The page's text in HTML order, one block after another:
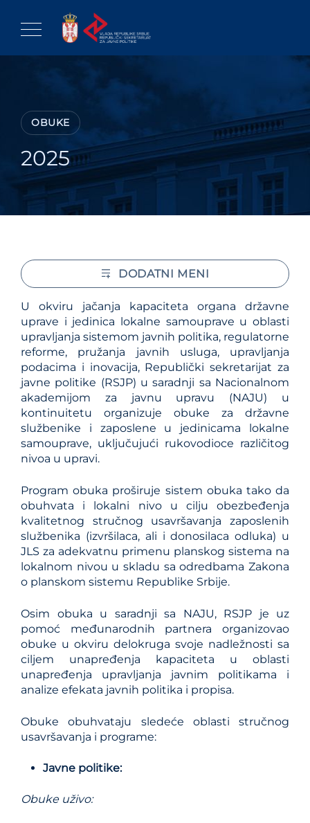
content
OBUKE
2025
U okviru jačanja kapaciteta organa državne
uprave i jedinica lokalne samouprave u oblasti
upravljanja sistemom javnih politika, regulatorne
reforme, pružanja javnih usluga, upravljanja
podacima i inovacija, Republički sekretarijat za
javne politike (RSJP) u saradnji sa Nacionalnom
akademijom za javnu upravu (NAJU) u
kontinuitetu organizuje obuke za državne
službenike i zaposlene u jedinicama lokalne
samouprave, uključujući rukovodioce različitog
nivoa u upravi.
Program obuka proširuje sistem obuka tako da
obuhvata i lokalni nivo u cilju obezbeđenja
kvalitetnog stručnog usavršavanja zaposlenih
službenika (izvršilaca, ali i donosilaca odluka) u
JLS za adekvatnu primenu planskog sistema na
lokalnom nivou u skladu sa odredbama Zakona
o planskom sistemu Republike Srbije.
Osim obuka u saradnji sa NAJU, RSJP je uz
pomoć međunarodnih partnera organizovao
obuke u okviru delokruga svoje nadležnosti sa
ciljem unapređenja kapaciteta u oblasti
unapređenja upravljanja javnim politikama i
analize efekata javnih politika i propisa.
Obuke obuhvataju sledeće oblasti stručnog
usavršavanja i programe:
Javne politike:
Obuke uživo:
DODATNI MENI